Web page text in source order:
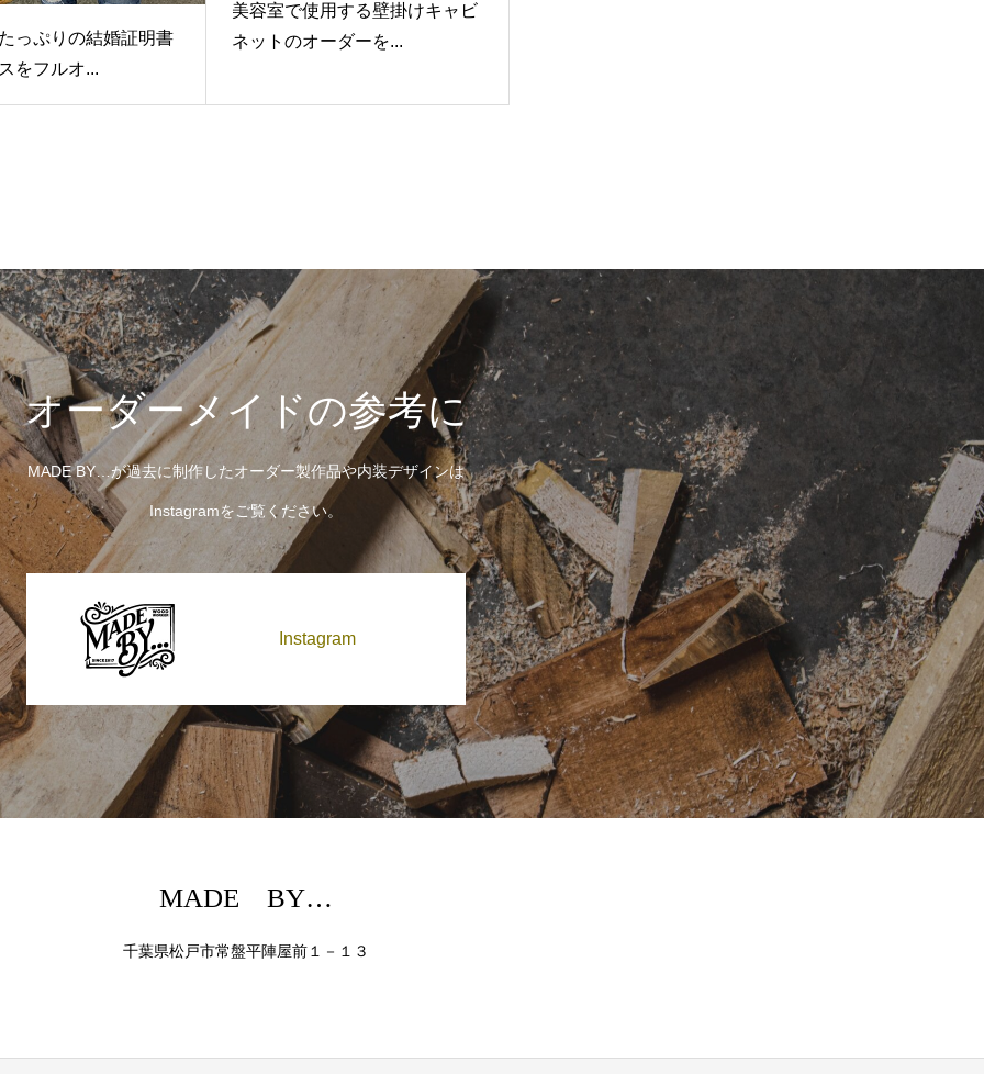
っぷりの結婚証明書
をフルオ...
美容室で使用する壁掛けキャビ
ネットのオーダーを...
オーダーメイドの参考に
MADE BY…が過去に制作したオーダー製作品や内装デザインは
Instagramをご覧ください。
Instagram
MADE BY…
千葉県松戸市常盤平陣屋前１－１３